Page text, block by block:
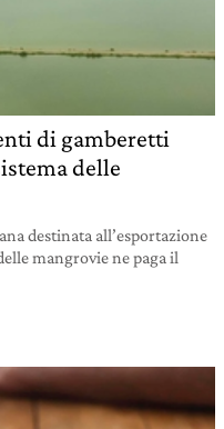
di gamberetti
delle
destinata all’esportazione
mangrovie ne paga il